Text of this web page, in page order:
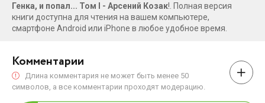
Генка, и попал... Том I - Арсений Козак!. Полная версия
книги доступна для чтения на вашем компьютере,
смартфоне Android или iPhone в любое удобное время.
Комментарии
Длина комментария не может быть менее 50
символов, а все комментарии проходят модерацию.